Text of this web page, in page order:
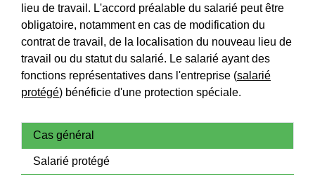
lieu de travail. L'accord préalable du salarié peut être
obligatoire, notamment en cas de modification du
contrat de travail, de la localisation du nouveau lieu de
travail ou du statut du salarié. Le salarié ayant des
fonctions représentatives dans l'entreprise (salarié
protégé) bénéficie d'une protection spéciale.
Cas général
Salarié protégé